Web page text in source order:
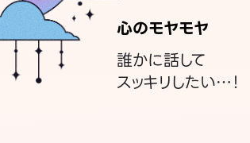
心のモヤモヤ
誰かに話して
スッキリしたい…！